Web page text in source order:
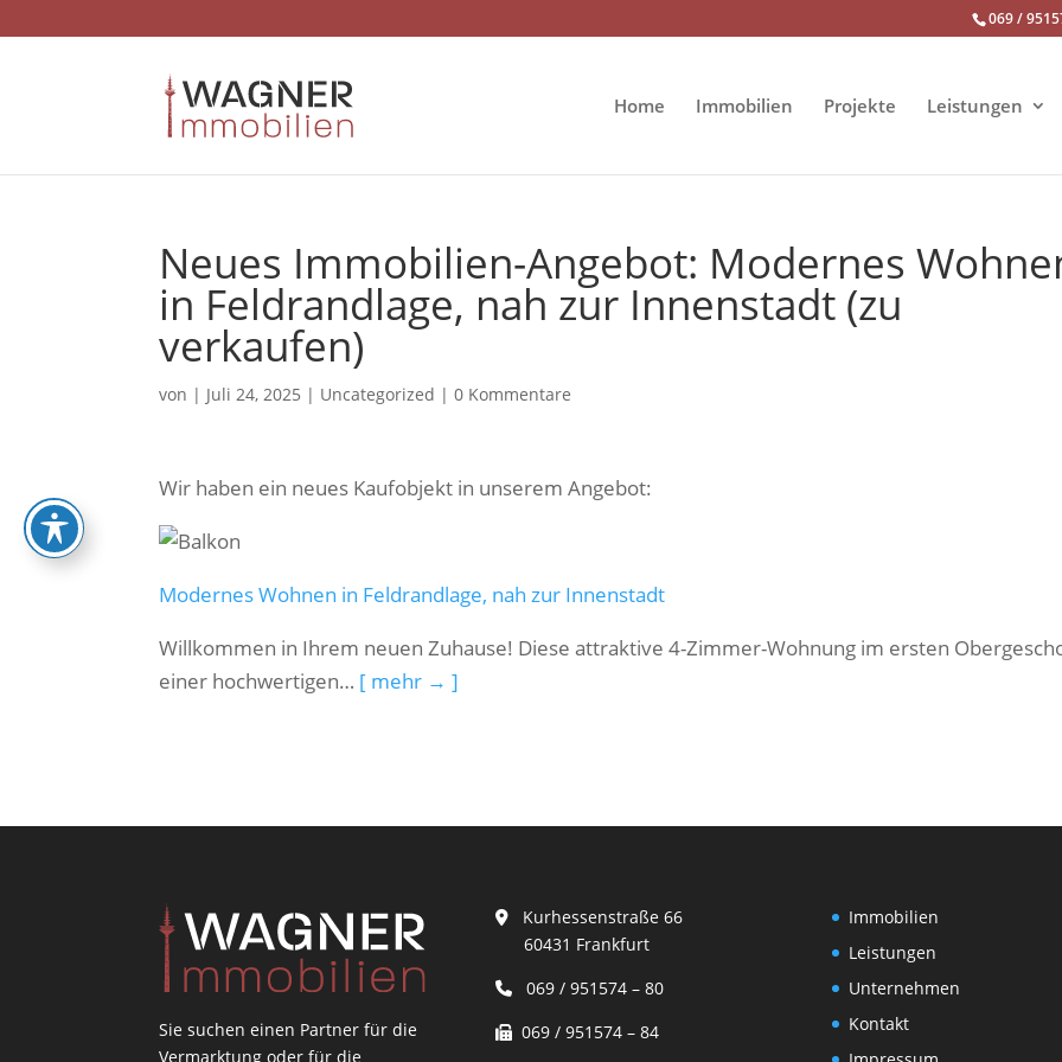
to
069 /
Home Immobilien Projekte Leistungen
Neues Immobilien-Angebot: Modernes
in Feldrandlage, nah zur Innenstadt (zu
verkaufen)
von | Juli 24, 2025 | Uncategorized |0 Kommentare
Wir haben ein neues Kaufobjekt in unserem Angebot:
Modernes Wohnen in Feldrandlage, nah zur Innenstadt
Willkommen in Ihrem neuen Zuhause! Diese attraktive 4-Zimmer-Wohnung im ersten
einer hochwertigen… [ mehr → ]
Sie suchen einen Partner für die
Vermarktung oder für die
Kurhessenstraße 66
60431 Frankfurt
069 / 951574 – 80
069 / 951574 – 84
Immobilien
Leistungen
Unternehmen
Kontakt